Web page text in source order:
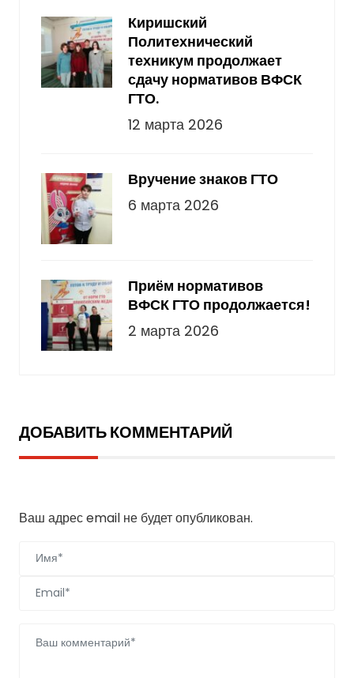
Киришский
Политехнический
техникум продолжает
сдачу нормативов ВФСК
ГТО.
12 марта 2026
Вручение знаков ГТО
6 марта 2026
Приём нормативов
ВФСК ГТО продолжается!
2 марта 2026
ДОБАВИТЬ КОММЕНТАРИЙ
Ваш адрес email не будет опубликован.